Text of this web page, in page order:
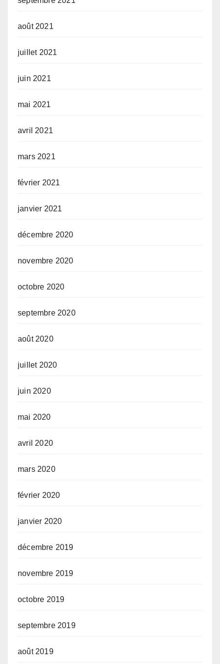
août 2021
juillet 2021
juin 2021
mai 2021
avril 2021
mars 2021
février 2021
janvier 2021
décembre 2020
novembre 2020
octobre 2020
septembre 2020
août 2020
juillet 2020
juin 2020
mai 2020
avril 2020
mars 2020
février 2020
janvier 2020
décembre 2019
novembre 2019
octobre 2019
septembre 2019
août 2019